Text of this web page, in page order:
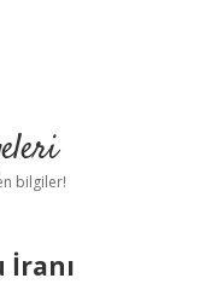
bilgiler!
İranı